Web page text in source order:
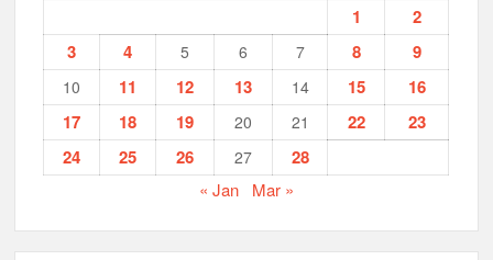
Peringanti Momentum Hardiknas, Kwarran Sedati Gelar Rapat
1
2
3
4 5 6 7 8 9
10 11 12 13 14 15
16
17
18 19 20 21 22
23
24
25 26 27 28
« Jan Mar »